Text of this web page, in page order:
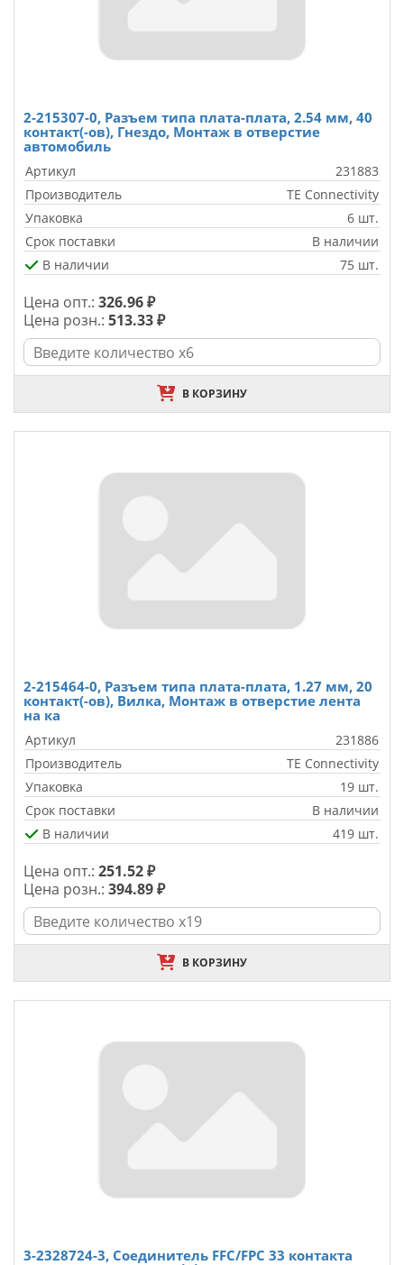
2-215307-0, Разъем типа плата-плата, 2.54 мм, 40
контакт(-ов), Гнездо, Монтаж в отверстие
автомобиль
Артикул
231883
Производитель
TE Connectivity
Упаковка
6 шт.
Срок поставки
В наличии
В наличии
75 шт.
Цена опт.: 326.96 ₽
Цена розн.: 513.33 ₽
В КОРЗИНУ
2-215464-0, Разъем типа плата-плата, 1.27 мм, 20
контакт(-ов), Вилка, Монтаж в отверстие лента
на ка
Артикул
231886
Производитель
TE Connectivity
Упаковка
19 шт.
Срок поставки
В наличии
В наличии
419 шт.
Цена опт.: 251.52 ₽
Цена розн.: 394.89 ₽
В КОРЗИНУ
3-2328724-3, Соединитель FFC/FPC 33 контакта